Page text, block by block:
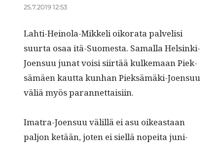
25.7.2019 12:53
Lahti-Heino­la-Mikke­li oiko­ra­ta palvelisi
suur­ta osaa itä-Suomes­ta. Samal­la Helsin­ki-
Joen­suu junat voisi siirtää kulke­maan Piek­
sämäen kaut­ta kun­han Piek­sämä­ki-Joen­suu
väliä myös parannettaisiin.
Ima­tra-Joen­suu välil­lä ei asu oikeas­t­aan
paljon ketään, joten ei siel­lä nopei­ta juni­